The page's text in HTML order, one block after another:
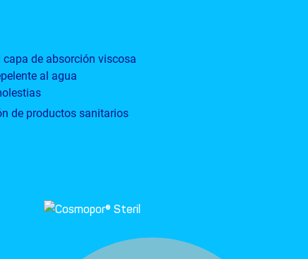
de absorción viscosa
al agua
de productos sanitarios